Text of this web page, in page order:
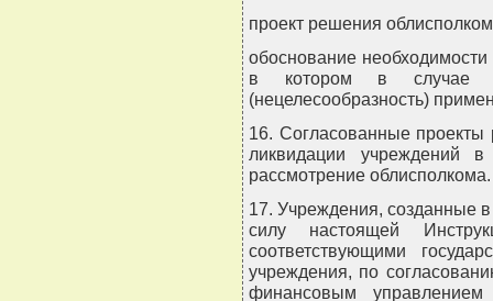
проект решения
обоснование
в котором в случае
(нецелесообразность)
16. Согласованные проекты
ликвидации учреждений
рассмотрение облисполкома.
17. Учреждения, созданные
силу настоящей
соответствующими
учреждения, по
финансовым управлением